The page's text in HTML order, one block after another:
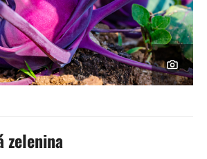
zelenina